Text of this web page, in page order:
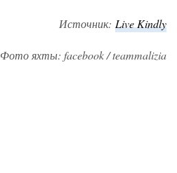
Источник: Live Kindly
Фото яхты: facebook / teammalizia